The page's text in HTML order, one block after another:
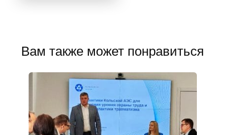
Вам также может понравиться